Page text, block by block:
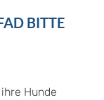
BITTE
Hunde